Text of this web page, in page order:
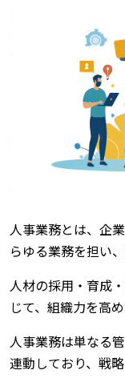
人事業務とは、企
らゆる業務を担い
人材の採用・育成
じて、組織力を高
人事業務は単なる
連動しており、戦